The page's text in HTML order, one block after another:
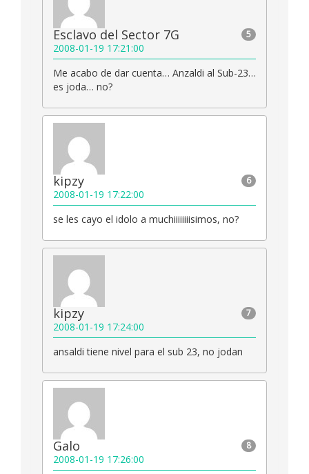
5
Esclavo del Sector 7G
2008-01-19 17:21:00
Me acabo de dar cuenta… Anzaldi al Sub-23…
es joda… no?
6
kipzy
2008-01-19 17:22:00
se les cayo el idolo a muchiiiiiiiisimos, no?
7
kipzy
2008-01-19 17:24:00
ansaldi tiene nivel para el sub 23, no jodan
8
Galo
2008-01-19 17:26:00